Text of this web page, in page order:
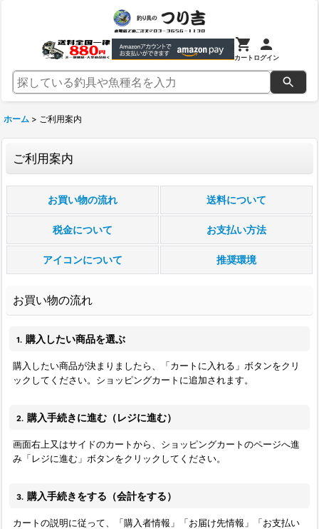
カートログイン
ホーム > ご利用案内
ご利用案内
お買い物の流れ 送料について
税金について お支払い方法
アイコンについて 推奨環境
お買い物の流れ
1. 購入したい商品を選ぶ
購入したい商品が決まりましたら、「カートに入れる」ボタンをクリ
ックしてください。ショッピングカートに追加されます。
2. 購入手続きに進む（レジに進む）
画面右上又はサイドのカートから、ショッピングカートのページへ進
み「レジに進む」ボタンをクリックしてください。
3. 購入手続きをする（会計をする）
カートの説明に従って、「購入者情報」「お届け先情報」「お支払い